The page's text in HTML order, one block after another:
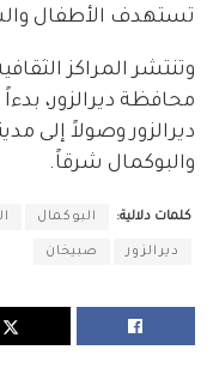
تستهدف الأطفال
وتنتشر المراكز
محافظة ديرالزور،
ديرالزور وصولاً إلى
والبوكمال شرقاً.
كلمات دلالية: البوكمال
ديرالزور صبيخان